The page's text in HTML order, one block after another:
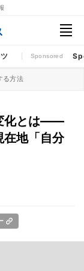
Sponsored
る方法
化とは――
在地「自分